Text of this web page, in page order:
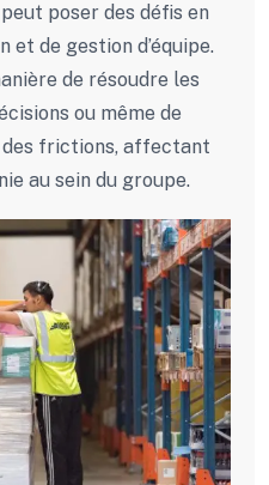
poser des défis en
et de gestion d’équipe.
de résoudre les
ou même de
frictions, affectant
au sein du groupe.